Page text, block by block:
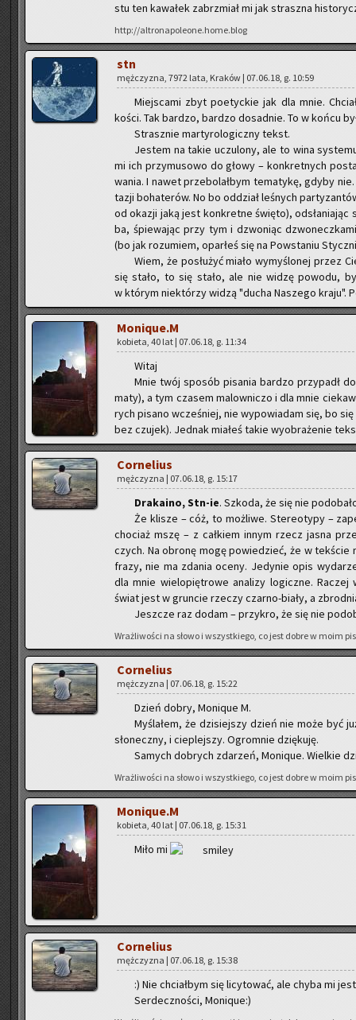
stu ten ka­wa­łek za­brzmiał mi jak strasz­na
http://altronapoleone.home.blog
stn
męż­czy­zna, 7972 lata, Kra­ków | 07.06.18, g. 10:59
Miej­sca­mi zbyt po­etyc­kie jak dla mnie.
kości. Tak bar­dzo, bar­dzo do­sad­nie. To w końcu
Strasz­nie mar­ty­ro­lo­gicz­ny tekst.
Je­stem na takie uczu­lo­ny, ale to wina
mi ich przy­mu­so­wo do głowy – kon­kret­nych
wa­nia. I nawet prze­bo­lał­bym te­ma­ty­kę, gdyby
ta­zji bo­ha­te­rów. No bo od­dział le­śnych
od oka­zji jaką jest kon­kret­ne świę­to), od­sła­nia­jąc
ba, śpie­wa­jąc przy tym i dzwo­niąc
(bo jak ro­zu­miem, opar­łeś się na Po­wsta­niu
Wiem, że po­słu­żyć miało wy­my­ślo­nej przez
się stało, to się stało, ale nie widzę po­wo­du,
w któ­rym nie­któ­rzy widzą "ducha Na­sze­go kraju".
Mo­ni­que.M
ko­bie­ta, 40 lat | 07.06.18, g. 11:34
Witaj
Mnie twój spo­sób pi­sa­nia bar­dzo przy­padł
ma­ty), a tym cza­sem ma­low­ni­czo i dla mnie
rych pi­sa­no wcze­śniej, nie wy­po­wia­dam się, bo
bez czu­jek). Jed­nak mia­łeś takie wy­obra­że­nie
Cor­ne­lius
męż­czy­zna | 07.06.18, g. 15:17
Dra­ka­ino, Stn-ie. Szko­da, że się nie
Że kli­sze – cóż, to moż­li­we. Ste­reo­ty­py –
cho­ciaż mszę – z cał­kiem innym rzecz jasna
czych. Na obro­nę mogę po­wie­dzieć, że w
frazy, nie ma zda­nia oceny. Je­dy­nie opis
dla mnie wie­lo­pię­tro­we ana­li­zy lo­gicz­ne.
świat jest w grun­cie rze­czy czar­no-bia­ły, a
Jesz­cze raz dodam – przy­kro, że się nie
Wraż­li­wo­ści na słowo i wszyst­kie­go, co jest dobre w moim
Cor­ne­lius
męż­czy­zna | 07.06.18, g. 15:22
Dzień dobry, Mo­ni­que M.
My­śla­łem, że dzi­siej­szy dzień nie może być
sło­necz­ny, i cie­plej­szy. Ogrom­nie dzię­ku­ję.
Sa­mych do­brych zda­rzeń, Mo­ni­que. Wiel­kie
Wraż­li­wo­ści na słowo i wszyst­kie­go, co jest dobre w moim
Mo­ni­que.M
ko­bie­ta, 40 lat | 07.06.18, g. 15:31
Miło mi
Cor­ne­lius
męż­czy­zna | 07.06.18, g. 15:38
:) Nie chciał­bym się li­cy­to­wać, ale chyba mi
Ser­decz­no­ści, Mo­ni­que:)